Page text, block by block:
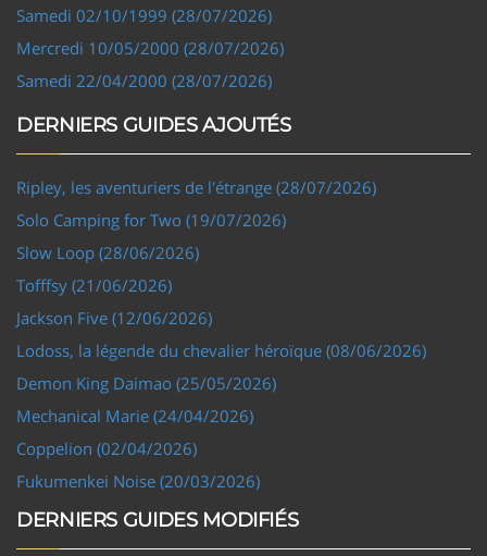
Samedi 02/10/1999 (28/07/2026)
Mercredi 10/05/2000 (28/07/2026)
Samedi 22/04/2000 (28/07/2026)
DERNIERS GUIDES AJOUTÉS
Ripley, les aventuriers de l'étrange (28/07/2026)
Solo Camping for Two (19/07/2026)
Slow Loop (28/06/2026)
Tofffsy (21/06/2026)
Jackson Five (12/06/2026)
Lodoss, la légende du chevalier héroïque (08/06/2026)
Demon King Daimao (25/05/2026)
Mechanical Marie (24/04/2026)
Coppelion (02/04/2026)
Fukumenkei Noise (20/03/2026)
DERNIERS GUIDES MODIFIÉS